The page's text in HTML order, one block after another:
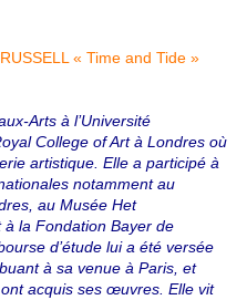
Arts à l’Université
College of Art à Londres où
artistique. Elle a participé à
notamment au
au Musée Het
la Fondation Bayer de
d’étude lui a été versée
à sa venue à Paris, et
acquis ses œuvres. Elle vit